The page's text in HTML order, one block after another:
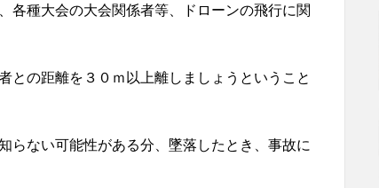
各種大会の大会関係者等、ドローンの飛行に関
との距離を３０ｍ以上離しましょうということ
らない可能性がある分、墜落したとき、事故に